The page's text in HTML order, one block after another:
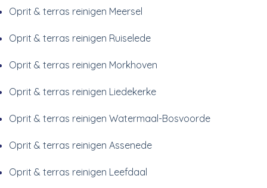
Oprit & terras reinigen Meersel
Oprit & terras reinigen Ruiselede
Oprit & terras reinigen Morkhoven
Oprit & terras reinigen Liedekerke
Oprit & terras reinigen Watermaal-Bosvoorde
Oprit & terras reinigen Assenede
Oprit & terras reinigen Leefdaal